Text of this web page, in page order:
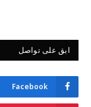
ابق على تواصل
Facebook